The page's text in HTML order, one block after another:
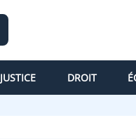
JUSTICE DROIT